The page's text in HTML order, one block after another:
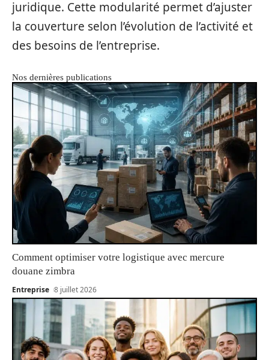
juridique. Cette modularité permet d’ajuster
la couverture selon l’évolution de l’activité et
des besoins de l’entreprise.
Nos dernières publications
Comment optimiser votre logistique avec mercure
douane zimbra
Entreprise 8 juillet 2026